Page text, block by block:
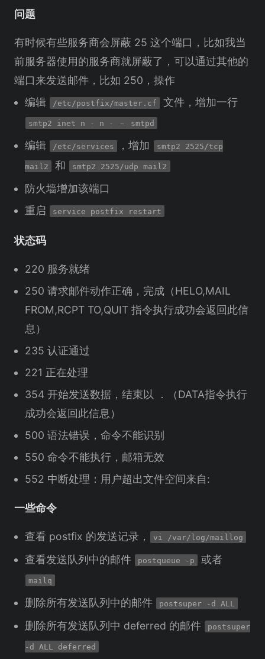
问题
有时候有些服务商会屏蔽 25 这个端口，比如我当
前服务器使用的服务商就屏蔽了，可以通过其他的
端口来发送邮件，比如 250，操作
编辑
/etc/postfix/master.cf 文件，增加一行
smtp2 inet n - n - － smtpd
编辑 /etc/services ，增加 smtp2 2525/tcp
mail2 和 smtp2 2525/udp mail2
防火墙增加该端口
重启
service postfix restart
状态码
220 服务就绪
250 请求邮件动作正确，完成（HELO,MAIL
FROM,RCPT TO,QUIT 指令执行成功会返回此信
息）
235 认证通过
221 正在处理
354 开始发送数据，结束以 ．（DATA指令执行
成功会返回此信息）
500 语法错误，命令不能识别
550 命令不能执行，邮箱无效
552 中断处理：用户超出文件空间来自:
一些命令
查看 postfix 的发送记录， vi /var/log/maillog
查看发送队列中的邮件 postqueue -p 或者
mailq
删除所有发送队列中的邮件 postsuper -d ALL
删除所有发送队列中 deferred 的邮件 postsuper
-d ALL deferred